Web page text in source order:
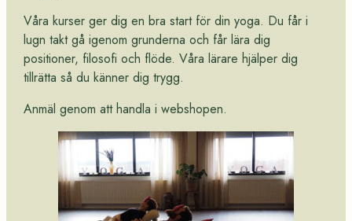
Våra kurser ger dig en bra start för din yoga. Du får i
lugn takt gå igenom grunderna och får lära dig
positioner, filosofi och flöde. Våra lärare hjälper dig
tillrätta så du känner dig trygg.
Anmäl genom att handla i webshopen.